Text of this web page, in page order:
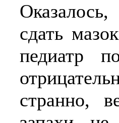
сдать
педиатр
странно,